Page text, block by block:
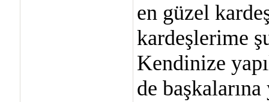
en güzel
kardeşlerime
Kendinize
de